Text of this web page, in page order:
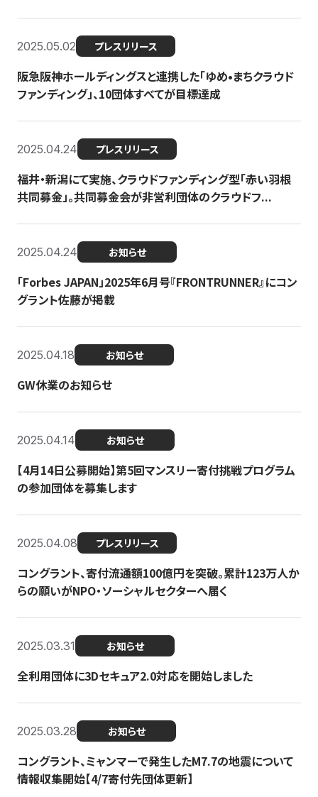
2025.05.02 プレスリリース
阪急阪神ホールディングスと連携した「ゆめ•まちクラウド
ファンディング」、10団体すべてが目標達成
2025.04.24 プレスリリース
福井・新潟にて実施、クラウドファンディング型「赤い羽根
共同募金」。共同募金会が非営利団体のクラウドフ...
2025.04.24 お知らせ
「Forbes JAPAN」2025年6月号『FRONTRUNNER』にコン
グラント佐藤が掲載
2025.04.18 お知らせ
GW休業のお知らせ
2025.04.14 お知らせ
【4月14日公募開始】第5回マンスリー寄付挑戦プログラム
の参加団体を募集します
2025.04.08 プレスリリース
コングラント、寄付流通額100億円を突破。累計123万人か
らの願いがNPO・ソーシャルセクターへ届く
2025.03.31 お知らせ
全利用団体に3Dセキュア2.0対応を開始しました
2025.03.28 お知らせ
コングラント、ミャンマーで発生したM7.7の地震について
情報収集開始【4/7寄付先団体更新】